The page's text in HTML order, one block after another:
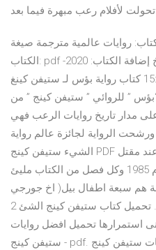
روايات عالمية مترجمة صيغة
الكتاب: pdf حجم الكتاب: 4.86 ميجا بايت تاريخ إضافة الكتاب: 2020-
11-10 15:43:17 كتاب رواية بؤس لـ ستيفن كينغ pdf : رواية بؤس
” للروائي ” ستيفن كينج ” من
مدار تاريخ روايات الرعب فهي
الرواية لجائزة عالم رواية
الشيء ستيفن كينج PDF الأحداث تبدأ في عام 1958 عند مقتل
جورجي الصغير وتنتهي في عام 1985 وكل فصل من الكتاب مليئ
هم سبعة اطفال بيل( اخ جورجي
الكبير)، ستان، ايدي، ما… تحميل كتاب ستيفن كينج الشئ 2 pdf يا
استمرارها تحميل افضل روايات
ستيفن كينج - pdf. تحميل وقراءة اونلاين افضل روايات ستيفن كينج